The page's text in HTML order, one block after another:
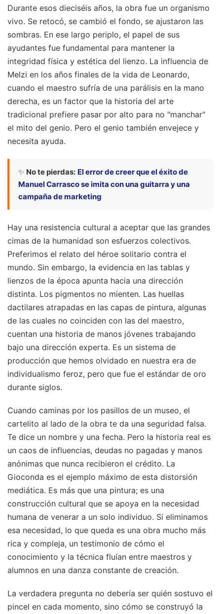
Durante esos dieciséis años, la obra fue un organismo
vivo. Se retocó, se cambió el fondo, se ajustaron las
sombras. En ese largo periplo, el papel de sus
ayudantes fue fundamental para mantener la
integridad física y estética del lienzo. La influencia de
Melzi en los años finales de la vida de Leonardo,
cuando el maestro sufría de una parálisis en la mano
derecha, es un factor que la historia del arte
tradicional prefiere pasar por alto para no "manchar"
el mito del genio. Pero el genio también envejece y
necesita ayuda.
✨ No te pierdas: El error de creer que el éxito de
Manuel Carrasco se imita con una guitarra y una
campaña de marketing
Hay una resistencia cultural a aceptar que las grandes
cimas de la humanidad son esfuerzos colectivos.
Preferimos el relato del héroe solitario contra el
mundo. Sin embargo, la evidencia en las tablas y
lienzos de la época apunta hacia una dirección
distinta. Los pigmentos no mienten. Las huellas
dactilares atrapadas en las capas de pintura, algunas
de las cuales no coinciden con las del maestro,
cuentan una historia de manos jóvenes trabajando
bajo una dirección experta. Es un sistema de
producción que hemos olvidado en nuestra era de
individualismo feroz, pero que fue el estándar de oro
durante siglos.
Cuando caminas por los pasillos de un museo, el
cartelito al lado de la obra te da una seguridad falsa.
Te dice un nombre y una fecha. Pero la historia real es
un caos de influencias, deudas no pagadas y manos
anónimas que nunca recibieron el crédito. La
Gioconda es el ejemplo máximo de esta distorsión
mediática. Es más que una pintura; es una
construcción cultural que se apoya en la necesidad
humana de venerar a un solo individuo. Si eliminamos
esa necesidad, lo que queda es una obra mucho más
rica y compleja, un testimonio de cómo el
conocimiento y la técnica fluían entre maestros y
alumnos en una danza constante de creación.
La verdadera pregunta no debería ser quién sostuvo el
pincel en cada momento, sino cómo se construyó la